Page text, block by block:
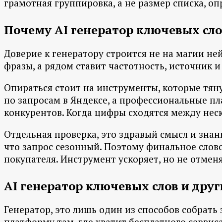
грамотная группировка, а не размер списка,
Почему AI генератор ключевых
Доверие к генератору строится не на магии
фразы, а рядом ставит частотность, источник
Опираться стоит на инструменты, которые
по запросам в Яндексе, а профессиональные
конкурентов. Когда цифры сходятся между
Отдельная проверка, это здравый смысл и
что запрос сезонный. Поэтому финальное
покупателя. Инструмент ускоряет, но не
AI генератор ключевых слов и
Генератор, это лишь один из способов